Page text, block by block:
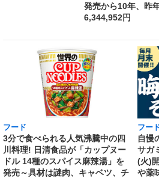
発売から10年、昨
6,344,952円
フード
3分で食べられる人気沸騰中の四
川料理! 日清食品が「カップヌー
ドル 14種のスパイス麻辣湯」を
発売～具材は謎肉、キャベツ、チ
フー
自慢
サガ
(火)
や薬